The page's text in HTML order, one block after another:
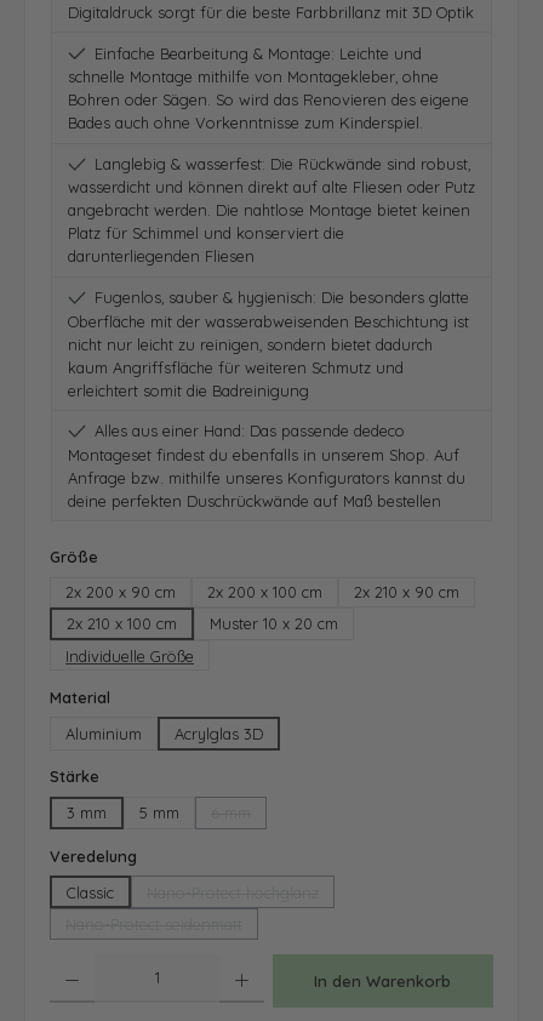
Digitaldruck sorgt für die beste Farbbrillanz mit 3D Optik
Einfache Bearbeitung & Montage: Leichte und
schnelle Montage mithilfe von Montagekleber, ohne
Bohren oder Sägen. So wird das Renovieren des eigene
Bades auch ohne Vorkenntnisse zum Kinderspiel.
Langlebig & wasserfest: Die Rückwände sind robust,
wasserdicht und können direkt auf alte Fliesen oder Putz
angebracht werden. Die nahtlose Montage bietet keinen
Platz für Schimmel und konserviert die
darunterliegenden Fliesen
Fugenlos, sauber & hygienisch: Die besonders glatte
Oberfläche mit der wasserabweisenden Beschichtung ist
nicht nur leicht zu reinigen, sondern bietet dadurch
kaum Angriffsfläche für weiteren Schmutz und
erleichtert somit die Badreinigung
Alles aus einer Hand: Das passende dedeco
Montageset findest du ebenfalls in unserem Shop. Auf
Anfrage bzw. mithilfe unseres Konfigurators kannst du
deine perfekten Duschrückwände auf Maß bestellen
Größe
2x 200 x 90 cm
2x 200 x 100 cm
2x 210 x 90 cm
2x 210 x 100 cm
Muster 10 x 20 cm
Individuelle Größe
Material
Aluminium
Acrylglas 3D
Stärke
3 mm
5 mm
Veredelung
Classic
In den Warenkorb